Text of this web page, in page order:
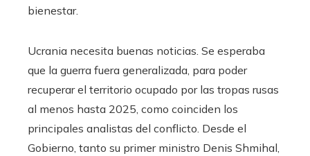
bienestar.
Ucrania necesita buenas noticias. Se esperaba
que la guerra fuera generalizada, para poder
recuperar el territorio ocupado por las tropas rusas
al menos hasta 2025, como coinciden los
principales analistas del conflicto. Desde el
Gobierno, tanto su primer ministro Denis Shmihal,